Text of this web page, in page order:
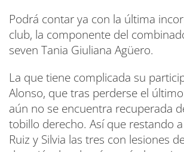
Podrá contar ya con la última
club, la componente del
seven Tania Giuliana Agüero.
La que tiene complicada su
Alonso, que tras perderse el
aún no se encuentra recuperada
tobillo derecho. Así que restando
Ruiz y Silvia las tres con lesiones